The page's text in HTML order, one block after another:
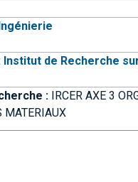
Institut de Recherche
: IRCER AXE 3
MATERIAUX